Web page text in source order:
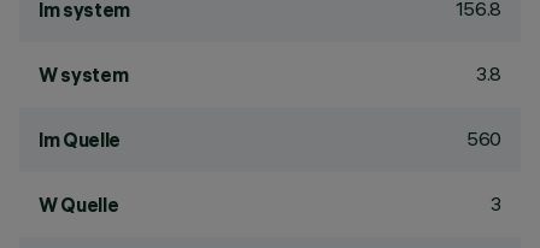
lm system 156.8
W system 3.8
lm Quelle 560
W Quelle 3